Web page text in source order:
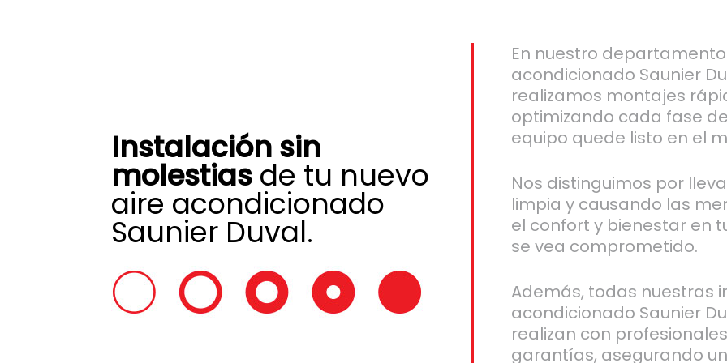
Instalación sin
molestiasde tu nuevo
aire acondicionado
Saunier Duval.
En nuestro
acondicionado Saunier
realizamos montajes
optimizando cada fase
equipo quede listo en el
Nos distinguimos por
limpia y causando las
el confort y bienestar en
se vea comprometido.
Además, todas nuestras
acondicionado Saunier
realizan con
garantías, asegurando